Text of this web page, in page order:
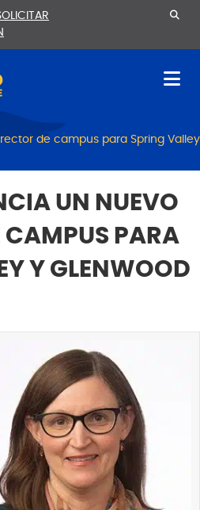
de campus para Spring Valley
UN NUEVO
CAMPUS PARA
Y GLENWOOD